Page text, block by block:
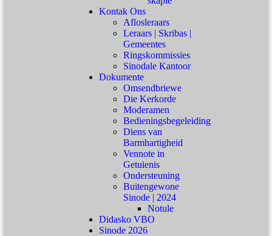
Kontak Ons
Aflosleraars
Leraars | Skribas |
Gemeentes
Ringskommissies
Sinodale Kantoor
Dokumente
Omsendbriewe
Die Kerkorde
Moderamen
Bedieningsbegeleiding
Diens van
Barmhartigheid
Vennote in
Getuienis
Ondersteuning
Buitengewone
Sinode | 2024
Notule
Didasko VBO
Sinode 2026